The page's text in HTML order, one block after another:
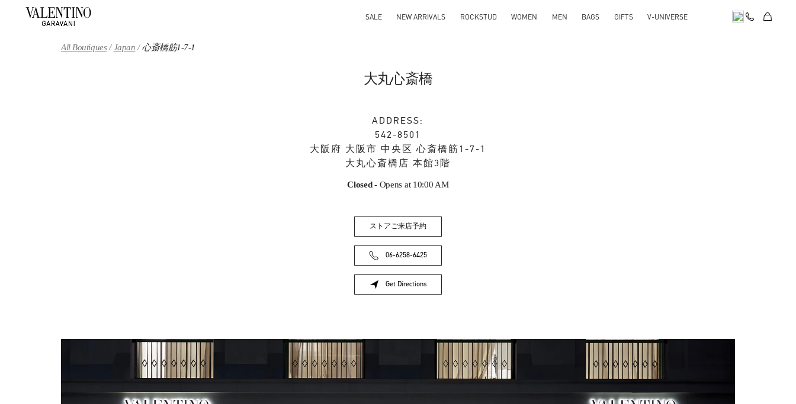
SALE NEW ARRIVALS ROCKSTUD WOMEN MEN BAGS GIFTS V-UNIVERSE
All Boutiques Japan 心斎橋筋1-7-1
大丸心斎橋
ADDRESS:
542-8501
大阪府 大阪市 中央区 心斎橋筋1-7-1
大丸心斎橋店 本館3階
Closed- Opens at 10:00 AM
ストアご来店予約
06-6258-6425
Get Directions
Link Opens in New Tab